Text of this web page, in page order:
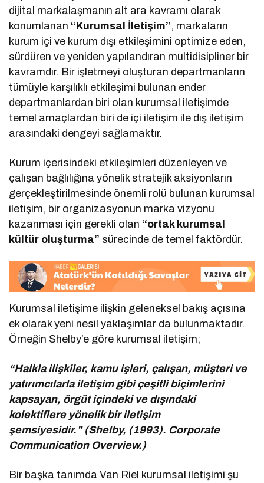
dijital markalaşmanın alt ara kavramı olarak
konumlanan “Kurumsal İletişim”, markaların
kurum içi ve kurum dışı etkileşimini optimize eden,
sürdüren ve yeniden yapılandıran multidisipliner bir
kavramdır. Bir işletmeyi oluşturan departmanların
tümüyle karşılıklı etkileşimi bulunan ender
departmanlardan biri olan kurumsal iletişimde
temel amaçlardan biri de içi iletişim ile dış iletişim
arasındaki dengeyi sağlamaktır.
Kurum içerisindeki etkileşimleri düzenleyen ve
çalışan bağlılığına yönelik stratejik aksiyonların
gerçekleştirilmesinde önemli rolü bulunan kurumsal
iletişim, bir organizasyonun marka vizyonu
kazanması için gerekli olan “ortak kurumsal
kültür oluşturma” sürecinde de temel faktördür.
Kurumsal iletişime ilişkin geleneksel bakış açısına
ek olarak yeni nesil yaklaşımlar da bulunmaktadır.
Örneğin Shelby’e göre kurumsal iletişim;
“Halkla ilişkiler, kamu işleri, çalışan, müşteri ve
yatırımcılarla iletişim gibi çeşitli biçimlerini
kapsayan, örgüt içindeki ve dışındaki
kolektiflere yönelik bir iletişim
şemsiyesidir.” (Shelby, (1993). Corporate
Communication Overview.)
Bir başka tanımda Van Riel kurumsal iletişimi şu